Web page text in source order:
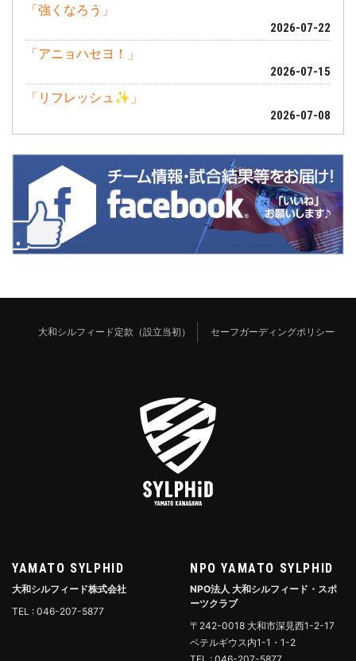
「強くなろう」
2026-07-22
「アニョハセヨ！」
2026-07-15
「リフレッシュ✨」
2026-07-08
大和シルフィード定款（設立当初） セーフガーディングポリシー
YAMATO SYLPHID
大和シルフィード株式会社
TEL : 046-207-5877
NPO YAMATO SYLPHID
NPO法人 大和シルフィード・スポ
ーツクラブ
〒242-0018 大和市深見西1-2-17
ベテルギウス内1-1・1-2